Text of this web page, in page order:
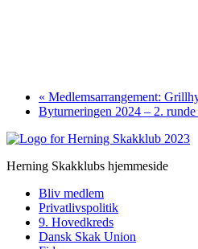
« Medlemsarrangement:
Byturneringen 2024 – 2. runde
Herning Skakklubs hjemmeside
Bliv medlem
Privatlivspolitik
9. Hovedkreds
Dansk Skak Union